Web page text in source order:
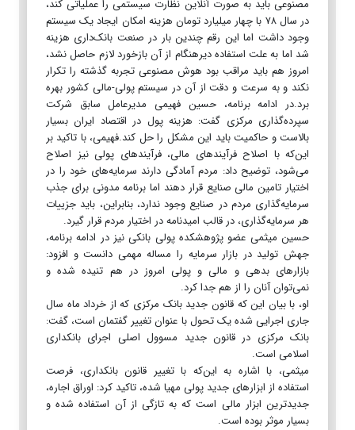
مصنوعی باید به صورت آنلاین نظارت سیستمی را عملیاتی کند،
در سال ۷۸ با چهار میلیارد تومان هزینه امکان ایجاد یک سیستم
وجود داشت اما این رقم چندین بار در صنعت بانک‌داری هزینه
شد اما به علت استفاده دیرهنگام از آن بازخورد لازم حاصل نشد،
امروز هم باید مراقب بود هوش مصنوعی تجربه گذشته را تکرار
نکند و به سرعت و دقت از آن در سیستم پولی-مالی کشور بهره
برد.در ادامه برنامه، حسین فهیمی مدیرعامل سابق شرکت
سپرده‌گذاری مرکزی گفت: هزینه پول در اقتصاد ایران بسیار
بالاست و حاکمیت باید این مشکل را حل کند.فهیمی، با تاکید بر
این‌که با اصلاح فرآیندهای مالی، فرآیندهای پولی نیز اصلاح
می‌شود، توضیح داد: مردم آمادگی دارند سرمایه‌های خود را در
اختیار تامین مالی صنایع قرار دهند اما برنامه مدونی برای جذب
سرمایه‌گذاری مردم در صنایع وجود ندارد، بنابراین، باید جزییات
هر سرمایه‌گذاری، در قالب امیدنامه در اختیار مردم قرار گیرد.
حسین میثمی عضو پژوهشکده پولی بانکی نیز در ادامه برنامه،
جهش تولید در بازار سرمایه را مساله مهمی دانست و افزود:
بازارهای بدهی و مالی و پولی امروز در هم تنیده شده و
نمی‌توان آنان را از هم جدا کرد.
او، با بیان این که قانون جدید بانک مرکزی که از خرداد ماه سال
جاری اجرایی شده یک تحول با عنوان تغییر گفتمان است، گفت:
بانک مرکزی در قانون جدید مسوول اصلی اجرای بانکداری
اسلامی است.
میثمی، با اشاره به این‌که با تغییر قانون بانکداری، فرصت
استفاده از ابزارهای جدید پولی مهیا شده، تاکید کرد: اوراق اجاره،
جدیدترین ابزار مالی است که به تازگی از آن استفاده شده و
بسیار موثر بوده است.